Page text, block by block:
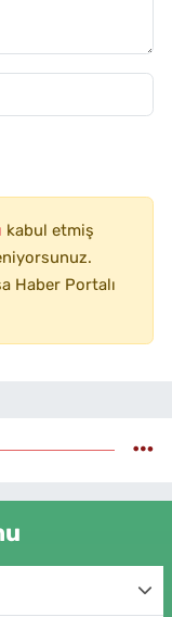
kabul etmiş
Haber Portalı